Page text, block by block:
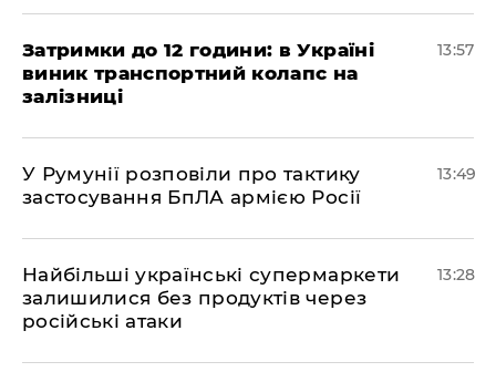
Затримки до 12 години: в Україні
виник транспортний колапс на
залізниці
13:57
У Румунії розповіли про тактику
застосування БпЛА армією Росії
13:49
Найбільші українські супермаркети
залишилися без продуктів через
російські атаки
13:28